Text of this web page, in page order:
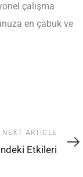
çalışma
en çabuk ve
NEXT ARTICLE
Etkileri